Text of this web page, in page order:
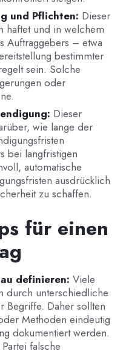
und Pflichten: Dieser
haftet und in welchem
Auftraggebers – etwa
bestimmter
sein. Solche
oder
Dieser
wie lange der
bei langfristigen
automatische
ausdrücklich
zu schaffen.
für einen
definieren: Viele
durch unterschiedliche
Begriffe. Daher sollten
Methoden eindeutig
dokumentiert werden.
falsche